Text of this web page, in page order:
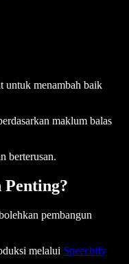
untuk menambah baik
maklum balas
berterusan.
Penting?
pembangun
melalui Speechify